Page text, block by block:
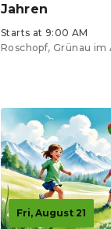
Jahren
Starts at 9:00 AM
Roschopf, Grünau im
Fri, August 21